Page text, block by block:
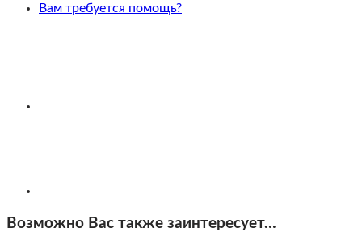
Вам требуется помощь?
Возможно Вас также заинтересует…